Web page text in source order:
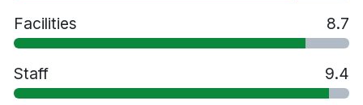
Detta är ett krav från myndigheterna och bidrar till
en trygg och ansvarsfull drift av våra hotell.
Facilities 8.7
Staff 9.4